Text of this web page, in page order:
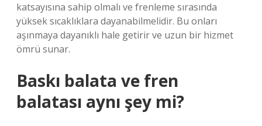
katsayısına sahip olmalı ve frenleme sırasında
yüksek sıcaklıklara dayanabilmelidir. Bu onları
aşınmaya dayanıklı hale getirir ve uzun bir hizmet
ömrü sunar.
Baskı balata ve fren
balatası aynı şey mi?